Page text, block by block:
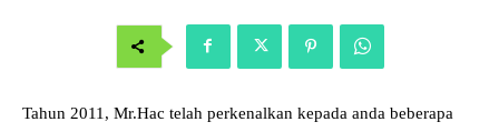
Tahun 2011, Mr.Hac telah perkenalkan kepada anda beberapa